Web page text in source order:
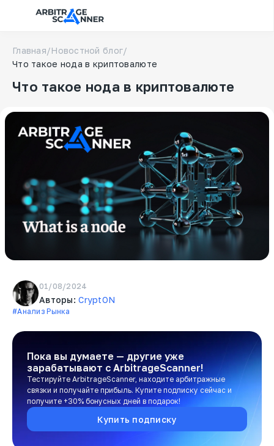
Главная/Новостной блог/
Что такое нода в криптовалюте
Что такое нода в криптовалюте
01/08/2024
Авторы:CryptON
#Анализ Рынка
Пока вы думаете — другие уже
зарабатывают с ArbitrageScanner!
Тестируйте ArbitrageScanner, находите арбитражные
связки и получайте прибыль. Купите подписку сейчас и
получите +30% бонусных дней в подарок!
Купить подписку